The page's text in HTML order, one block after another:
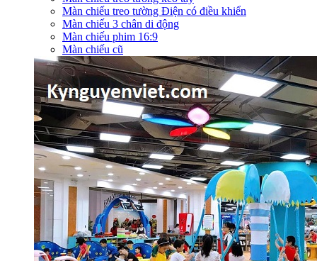
Màn chiếu treo tường Điện có điều khiển
Màn chiếu 3 chân di động
Màn chiếu phim 16:9
Màn chiếu cũ